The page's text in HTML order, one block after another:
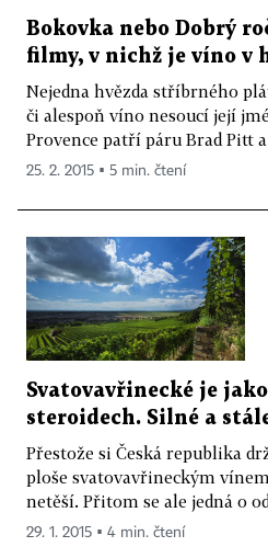
Bokovka nebo Dobrý
filmy, v nichž je víno v
Nejedna hvězda stříbrného
či alespoň víno nesoucí její
Provence patří páru Brad Pitt
25. 2. 2015 ▪ 5 min. čtení
Svatovavřinecké je
steroidech. Silné a
Přestože si Česká republika
ploše svatovavřineckým
netěší. Přitom se ale jedná o
29. 1. 2015 ▪ 4 min. čtení